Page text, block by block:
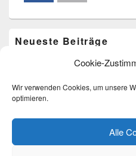
Cookie-
Wir verwenden Cookies, um unsere
optimieren.
Alle
Neueste Beiträge
Vorlesen im Freibad am 20.
Bücherkarussell am 9. Mai
Bücherflohmarkt am 22.03.2026